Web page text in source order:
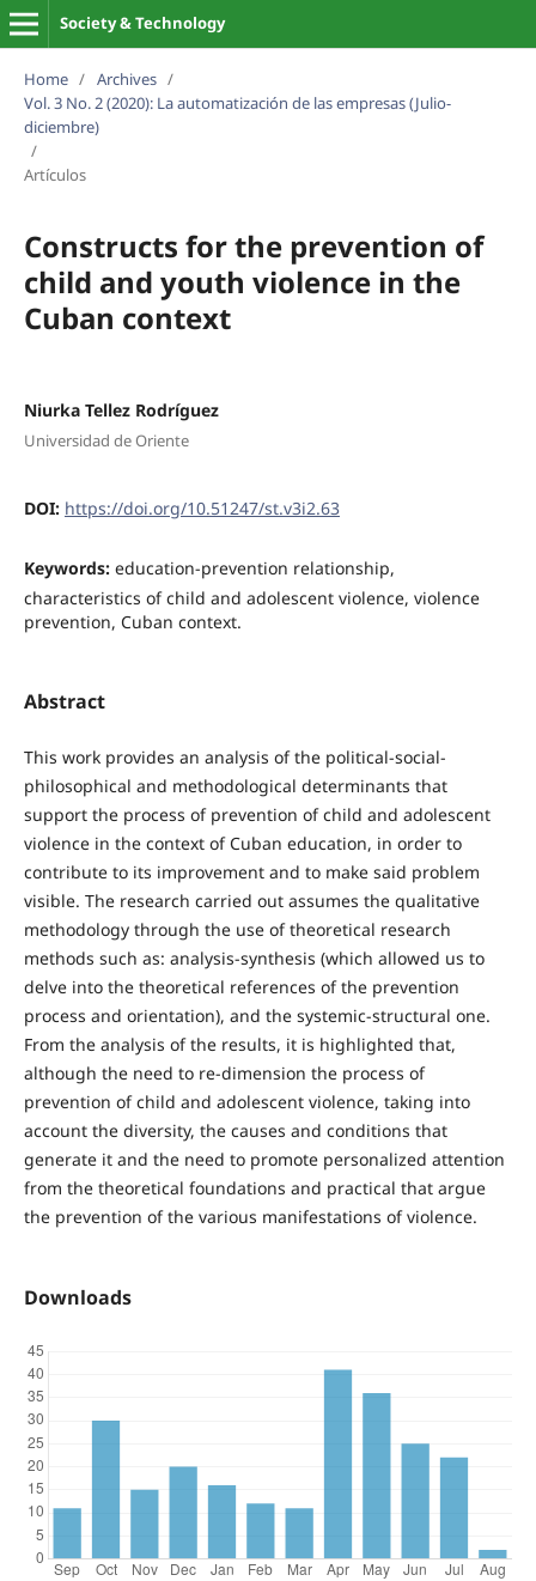
Society & Technology
Home / Archives /
Vol. 3 No. 2 (2020): La automatización de las empresas (Julio-
diciembre)
/
Artículos
Constructs for the prevention of
child and youth violence in the
Cuban context
Niurka Tellez Rodríguez
Universidad de Oriente
DOI: https://doi.org/10.51247/st.v3i2.63
Keywords: education-prevention relationship,
characteristics of child and adolescent violence, violence
prevention, Cuban context.
Abstract
This work provides an analysis of the political-social-
philosophical and methodological determinants that
support the process of prevention of child and adolescent
violence in the context of Cuban education, in order to
contribute to its improvement and to make said problem
visible. The research carried out assumes the qualitative
methodology through the use of theoretical research
methods such as: analysis-synthesis (which allowed us to
delve into the theoretical references of the prevention
process and orientation), and the systemic-structural one.
From the analysis of the results, it is highlighted that,
although the need to re-dimension the process of
prevention of child and adolescent violence, taking into
account the diversity, the causes and conditions that
generate it and the need to promote personalized attention
from the theoretical foundations and practical that argue
the prevention of the various manifestations of violence.
Downloads